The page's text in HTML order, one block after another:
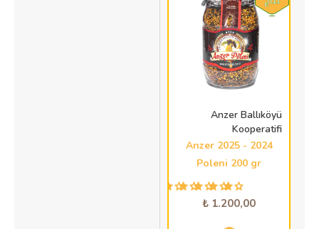
Anzer Ballıköyü
Kooperatifi
2024 - 2025 Anzer
Poleni 200 gr
1.200,00 ₺